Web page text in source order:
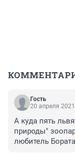
Гость
20 апреля
А куда пять
природы"
любитель